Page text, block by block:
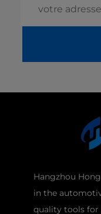
Hangzhou
in the
quality tools for